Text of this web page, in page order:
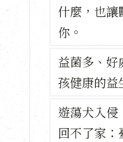
什麼，也讓
你。
益菌多、好
孩健康的益
遊蕩犬入侵
回不了家：